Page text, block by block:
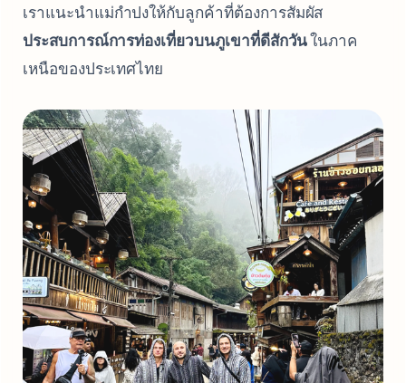
เราแนะนำแม่กำปงให้กับลูกค้าที่ต้องการสัมผัส
ประสบการณ์การท่องเที่ยวบนภูเขาที่ดีสักวันในภาค
เหนือของประเทศไทย